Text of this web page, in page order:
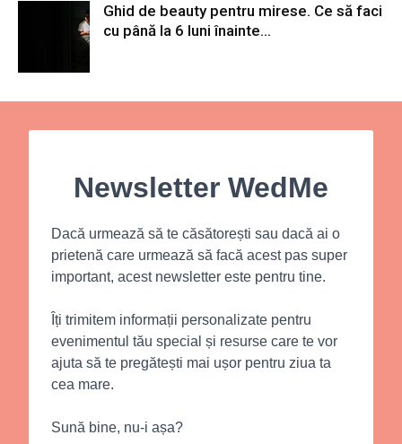
Ghid de beauty pentru mirese. Ce să faci
cu până la 6 luni înainte...
Newsletter WedMe
Dacă urmează să te căsătorești sau dacă ai o
prietenă care urmează să facă acest pas super
important, acest newsletter este pentru tine.
Îți trimitem informații personalizate pentru
evenimentul tău special și resurse care te vor
ajuta să te pregătești mai ușor pentru ziua ta
cea mare.
Sună bine, nu-i așa?